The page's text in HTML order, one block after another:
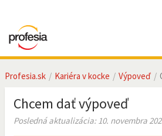
Profesia.sk Kariéra v kocke Výpoveď
Chcem dať výpoveď
Posledná aktualizácia: 10. novembra